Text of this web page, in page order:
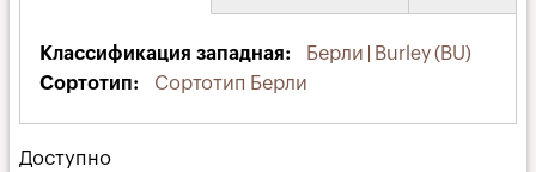
вкладка)
Классификация западная
Берли | Burley (BU)
Сортотип
Сортотип Берли
Доступно